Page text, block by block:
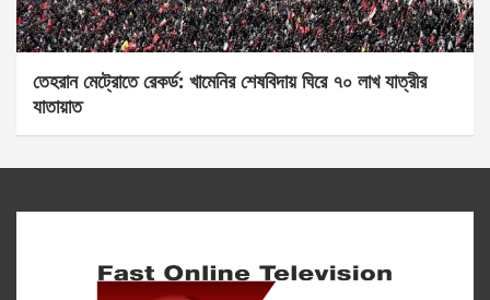
তেহরান মেট্রোতে রেকর্ড: খামেনির শেষবিদায় ঘিরে ৭০ লাখ যাত্রীর
যাতায়াত